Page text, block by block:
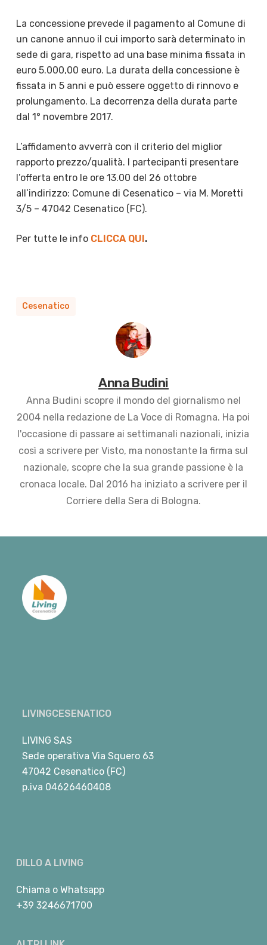
La concessione prevede il pagamento al Comune di
un canone annuo il cui importo sarà determinato in
sede di gara, rispetto ad una base minima fissata in
euro 5.000,00 euro. La durata della concessione è
fissata in 5 anni e può essere oggetto di rinnovo e
prolungamento. La decorrenza della durata parte
dal 1° novembre 2017.
L’affidamento avverrà con il criterio del miglior
rapporto prezzo/qualità. I partecipanti presentare
l’offerta entro le ore 13.00 del 26 ottobre
all’indirizzo: Comune di Cesenatico – via M. Moretti
3/5 – 47042 Cesenatico (FC).
Per tutte le info CLICCA QUI.
Cesenatico
Anna Budini
Anna Budini scopre il mondo del giornalismo nel
2004 nella redazione de La Voce di Romagna. Ha poi
l'occasione di passare ai settimanali nazionali, inizia
così a scrivere per Visto, ma nonostante la firma sul
nazionale, scopre che la sua grande passione è la
cronaca locale. Dal 2016 ha iniziato a scrivere per il
Corriere della Sera di Bologna.
LIVINGCESENATICO
LIVING SAS
Sede operativa Via Squero 63
47042 Cesenatico (FC)
p.iva 04626460408
DILLO A LIVING
Chiama o Whatsapp
+39 3246671700